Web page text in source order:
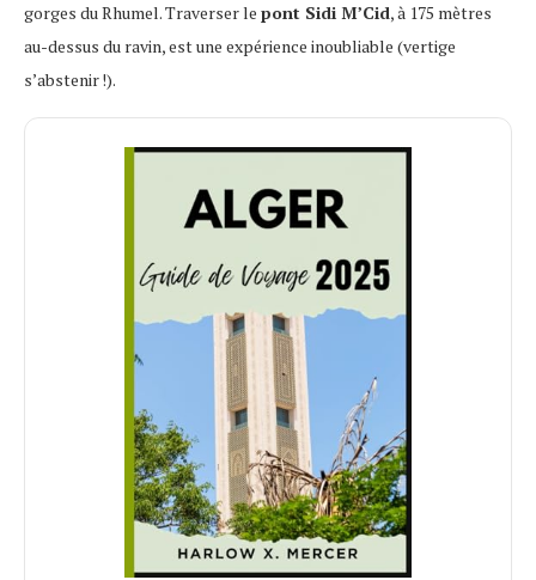
gorges du Rhumel. Traverser le pont Sidi M’Cid, à 175 mètres
au-dessus du ravin, est une expérience inoubliable (vertige
s’abstenir !).